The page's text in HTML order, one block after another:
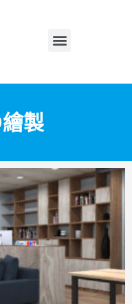
製